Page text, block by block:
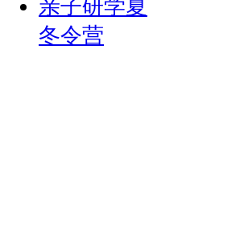
亲子研学夏
冬令营